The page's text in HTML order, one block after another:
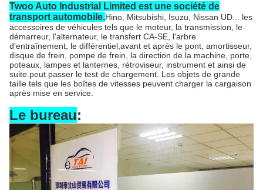
Twoo Auto Industrial Limited est une société de
transport automobile.Hino, Mitsubishi, Isuzu, Nissan UD... les
accessoires de véhicules tels que le moteur, la transmission, le
démarreur, l'alternateur, le transfert CA-SE, l'arbre
d'entraînement, le différentiel,avant et après le pont, amortisseur,
disque de frein, pompe de frein, la direction de la machine, porte,
poteaux, lampes et lanternes, rétroviseur, instrument et ainsi de
suite.peut passer le test de chargement. Les objets de grande
taille tels que les boîtes de vitesses peuvent charger la cargaison
après mise en service.
Le bureau: